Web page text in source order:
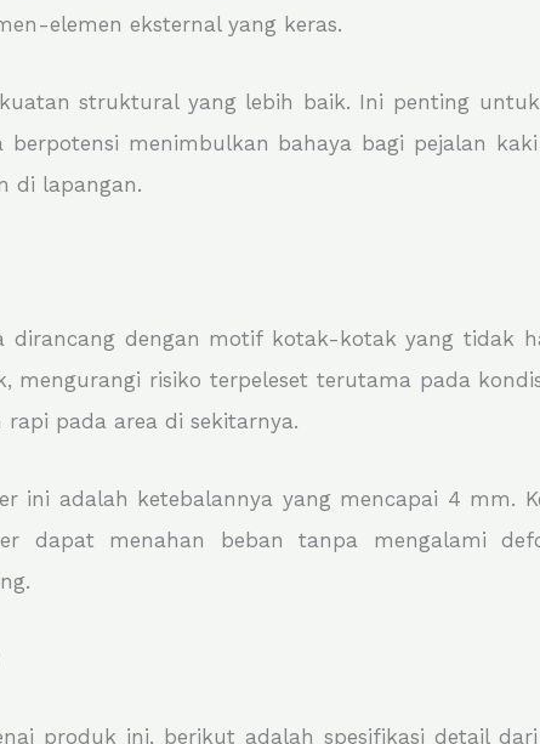
elemen eksternal yang keras.
struktural yang lebih baik. Ini penting
menimbulkan bahaya bagi pejalan
di lapangan.
dirancang dengan motif kotak-kotak yang tidak
mengurangi risiko terpeleset terutama pada
pada area di sekitarnya.
ini adalah ketebalannya yang mencapai 4 mm.
dapat menahan beban tanpa mengalami
produk ini, berikut adalah spesifikasi detail